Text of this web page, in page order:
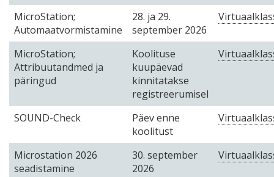
MicroStation;
Automaatvormistamine
28. ja 29.
september 2026
MicroStation;
Attribuutandmed ja
päringud
Koolituse
kuupäevad
kinnitatakse
registreerumisel
SOUND-Check
Päev enne
koolitust
Microstation 2026
seadistamine
30. september
2026